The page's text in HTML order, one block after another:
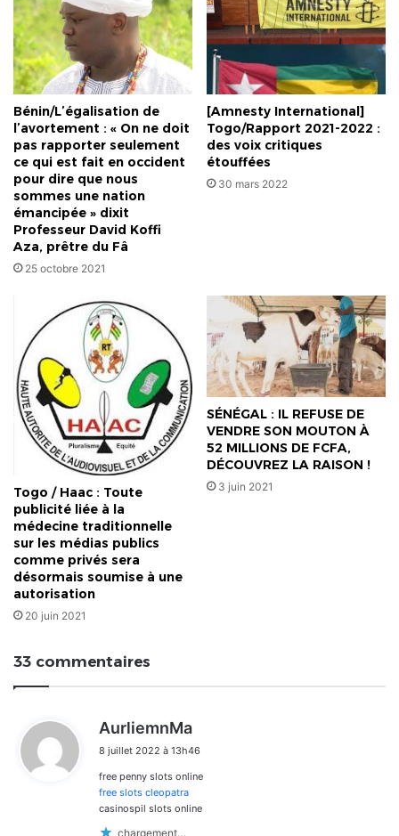
Bénin/L’égalisation de
l’avortement : « On ne doit
pas rapporter seulement
ce qui est fait en occident
pour dire que nous
sommes une nation
émancipée » dixit
Professeur David Koffi
Aza, prêtre du Fâ
25 octobre 2021
[Amnesty International]
Togo/Rapport 2021-2022 :
des voix critiques
étouffées
30 mars 2022
Togo / Haac : Toute
publicité liée à la
médecine traditionnelle
sur les médias publics
comme privés sera
désormais soumise à une
autorisation
20 juin 2021
SÉNÉGAL : IL REFUSE DE
VENDRE SON MOUTON À
52 MILLIONS DE FCFA,
DÉCOUVREZ LA RAISON !
3 juin 2021
33 commentaires
AurliemnMa
t
8 juillet 2022 à 13h46
free penny slots online
free slots cleopatra
casinospil slots online
chargement…